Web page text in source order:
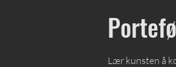
Lær kunsten å